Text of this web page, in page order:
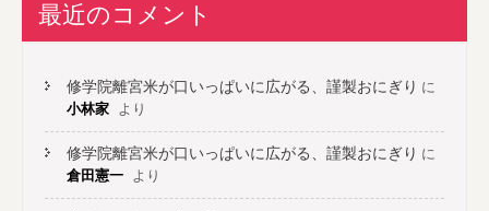
最近のコメント
修学院離宮米が口いっぱいに広がる、謹製おにぎり に
小林家 より
修学院離宮米が口いっぱいに広がる、謹製おにぎり に
倉田憲一 より